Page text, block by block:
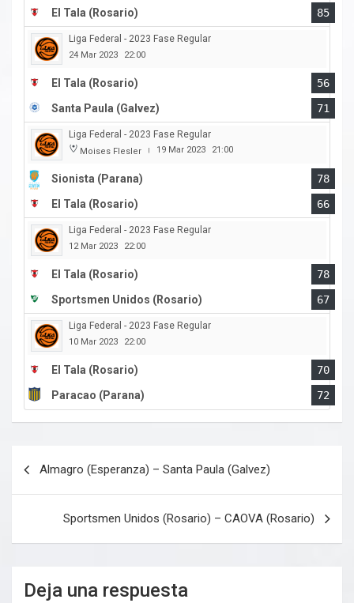
El Tala (Rosario) 85
Liga Federal - 2023 Fase Regular
24 Mar 2023 22:00
El Tala (Rosario)
56
Santa Paula (Galvez)
71
Liga Federal - 2023 Fase Regular
Moises Flesler | 19 Mar 2023 21:00
Sionista (Parana)
78
El Tala (Rosario)
66
Liga Federal - 2023 Fase Regular
12 Mar 2023 22:00
El Tala (Rosario)
78
Sportsmen Unidos (Rosario)
67
Liga Federal - 2023 Fase Regular
10 Mar 2023 22:00
El Tala (Rosario)
70
Paracao (Parana)
72
entradas
Almagro (Esperanza) – Santa Paula (Galvez)
Sportsmen Unidos (Rosario) – CAOVA (Rosario)
Deja una respuesta